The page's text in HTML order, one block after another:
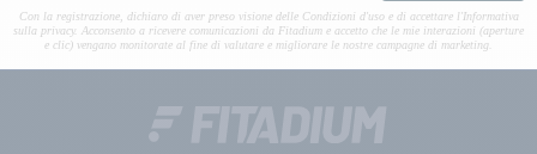
Con la registrazione, dichiaro di aver preso visione delle Condizioni d'uso e di accettare l'Informativa
sulla privacy. Acconsento a ricevere comunicazioni da Fitadium e accetto che le mie interazioni (aperture
e clic) vengano monitorate al fine di valutare e migliorare le nostre campagne di marketing.